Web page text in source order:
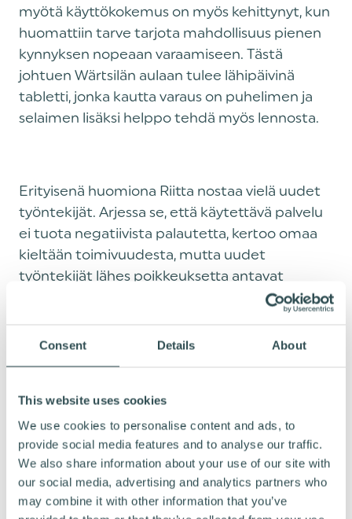
Consent Details About
This website uses cookies
We use cookies to personalise content and ads, to
provide social media features and to analyse our traffic.
We also share information about your use of our site with
our social media, advertising and analytics partners who
may combine it with other information that you’ve
myötä käyttökokemus on myös kehittynyt, kun
huomattiin tarve tarjota mahdollisuus pienen
kynnyksen nopeaan varaamiseen. Tästä
johtuen Wärtsilän aulaan tulee lähipäivinä
tabletti, jonka kautta varaus on puhelimen ja
selaimen lisäksi helppo tehdä myös lennosta.
Erityisenä huomiona Riitta nostaa vielä uudet
työntekijät. Arjessa se, että käytettävä palvelu
ei tuota negatiivista palautetta, kertoo omaa
kieltään toimivuudesta, mutta uudet
työntekijät lähes poikkeuksetta antavat
yhteisökäytön mahdollisuudesta positiivista
“Hyvä henkilöstökokemus koostuu pienistä
mukainen on pieni, mutta tärkeä palanen sitä.
Näin myös koemme pystyvämme paremmin
kilpailemaan rekrytoinnissa. ”, Riitta päättää.